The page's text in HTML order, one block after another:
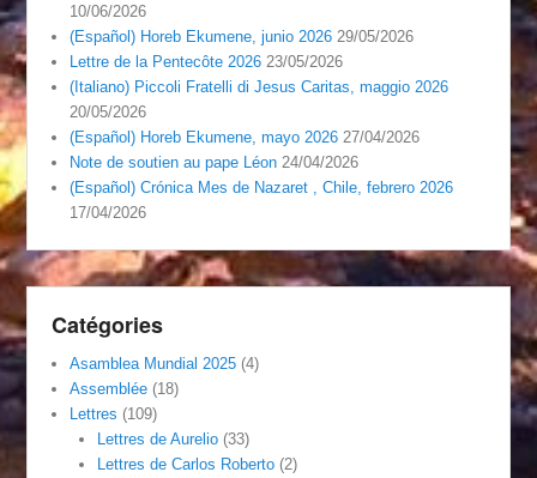
10/06/2026
(Español) Horeb Ekumene, junio 2026 29/05/2026
Lettre de la Pentecôte 2026 23/05/2026
(Italiano) Piccoli Fratelli di Jesus Caritas, maggio 2026
20/05/2026
(Español) Horeb Ekumene, mayo 2026 27/04/2026
Note de soutien au pape Léon 24/04/2026
(Español) Crónica Mes de Nazaret , Chile, febrero 2026
17/04/2026
Catégories
Asamblea Mundial 2025 (4)
Assemblée (18)
Lettres (109)
Lettres de Aurelio(33)
Lettres de Carlos Roberto(2)